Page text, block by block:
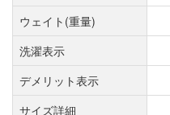
ウェイト(重量)
洗濯表示
デメリット表示
サイズ詳細